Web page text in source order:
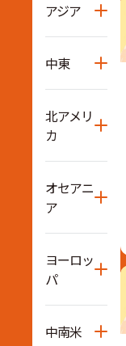
アジア
中東
北アメリ
カ
オセアニ
ア
ヨーロッ
パ
中南米